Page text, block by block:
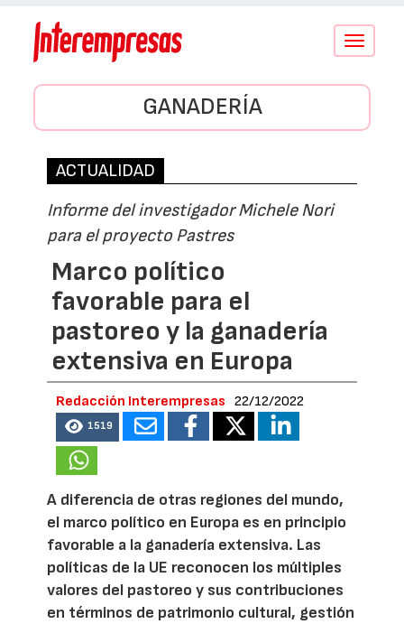
Conmutar
GANADERÍA
ACTUALIDAD
Informe del investigador Michele Nori
para el proyecto Pastres
Marco político
favorable para el
pastoreo y la ganadería
extensiva en Europa
Redacción Interempresas 22/12/2022
1519
A diferencia de otras regiones del mundo,
el marco político en Europa es en principio
favorable a la ganadería extensiva. Las
políticas de la UE reconocen los múltiples
valores del pastoreo y sus contribuciones
en términos de patrimonio cultural, gestión